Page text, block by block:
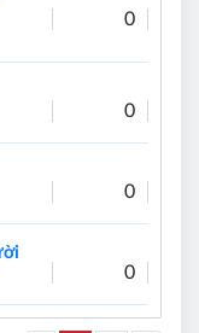
0
0
0
0